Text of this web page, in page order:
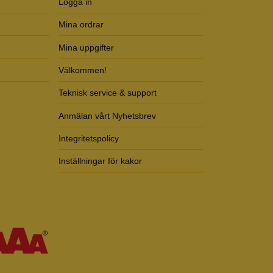
Mina ordrar
Mina uppgifter
Välkommen!
Teknisk service & support
Anmälan vårt Nyhetsbrev
Integritetspolicy
Inställningar för kakor